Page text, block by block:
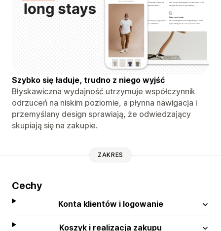
Szybko się ładuje, trudno z niego wyjść
Błyskawiczna wydajność utrzymuje współczynnik
odrzuceń na niskim poziomie, a płynna nawigacja i
przemyślany design sprawiają, że odwiedzający
skupiają się na zakupie.
ZAKRES
Cechy
Konta klientów i logowanie
Koszyk i realizacja zakupu